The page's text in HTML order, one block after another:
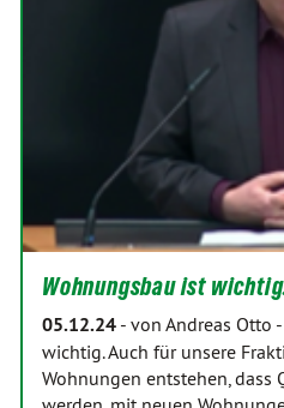
Wohnungsbau ist
05.12.24 - von Andreas Otto -
wichtig. Auch für unsere
Wohnungen entstehen, dass